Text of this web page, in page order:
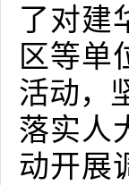
了对建
区等单
活动，
落实人
动开展